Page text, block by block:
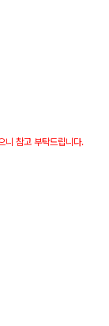
니 참고 부탁드립니다.